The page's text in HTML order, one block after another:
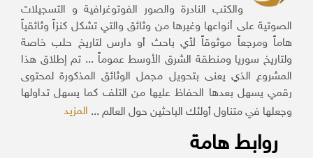
والكتب النادرة والصور الفوتوغرافية و التسجيلات
الصوتية على أنواعها وغيرها من وثائق والتي تشكل كنزاً وثائقياً
هاماً ومرجعاً موثوقاً لأي باحث أو دارس لتاريخ حلب خاصة
ولتاريخ سوريا ومنطقة الشرق الأوسط عموماً ... تم إطلاق هذا
المشروع الذي يعنى بتحويل مجمل الوثائق المذكورة لمحتوى
رقمي يسهل بعدها الحفاظ عليها من التلف كما يسهل تداولها
وجعلها في متناول أولئك الباحثين حول العالم ...المزيد
روابط هامة